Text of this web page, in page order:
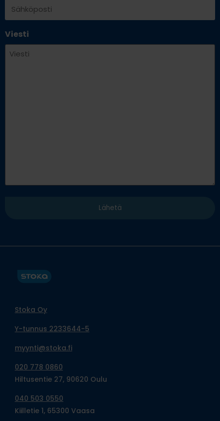
Viesti
Stoka Oy
Y-tunnus 2233644-5
myynti@stoka.fi
020 778 0860
Hiltusentie 27, 90620 Oulu
040 503 0550
Kiilletie 1, 65300 Vaasa